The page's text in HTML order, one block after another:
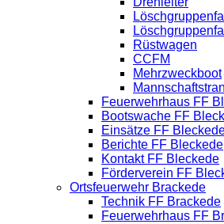
Rüstwagen
CCFM
Mehrzweckboot
Feuerwehrhaus FF
Bootswache FF
Einsätze FF
Berichte FF Bleckede
Kontakt FF Bleckede
Förderverein FF
Ortsfeuerwehr Brackede
Technik FF Brackede
Feuerwehrhaus FF